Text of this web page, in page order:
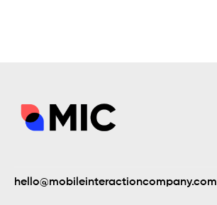
hello@mobileinteractioncompany.com